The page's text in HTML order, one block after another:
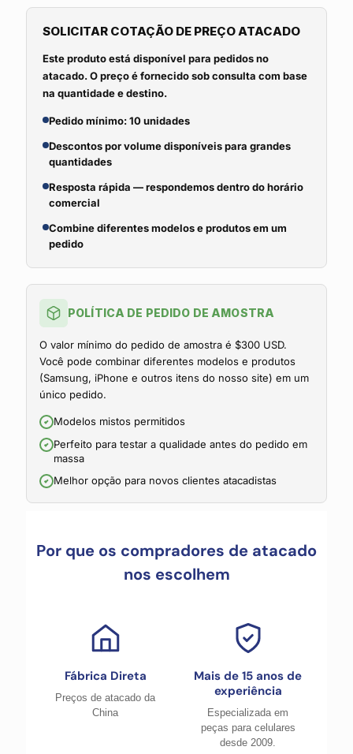
SOLICITAR COTAÇÃO DE PREÇO ATACADO
Este produto está disponível para pedidos no
atacado. O preço é fornecido sob consulta com base
na quantidade e destino.
Pedido mínimo: 10 unidades
Descontos por volume disponíveis para grandes
quantidades
Resposta rápida — respondemos dentro do horário
comercial
Combine diferentes modelos e produtos em um
pedido
POLÍTICA DE PEDIDO DE AMOSTRA
O valor mínimo do pedido de amostra é $300 USD.
Você pode combinar diferentes modelos e produtos
(Samsung, iPhone e outros itens do nosso site) em um
único pedido.
Modelos mistos permitidos
Perfeito para testar a qualidade antes do pedido em
massa
Melhor opção para novos clientes atacadistas
Por que os compradores de atacado
nos escolhem
Fábrica Direta
Preços de atacado da
China
Mais de 15 anos de
experiência
Especializada em
peças para celulares
desde 2009.